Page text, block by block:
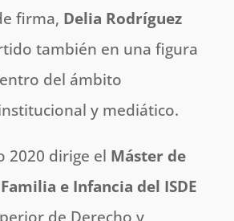
firma, Delia Rodríguez
también en una figura
del ámbito
y mediático.
2020 dirige el Máster de
e Infancia del ISDE